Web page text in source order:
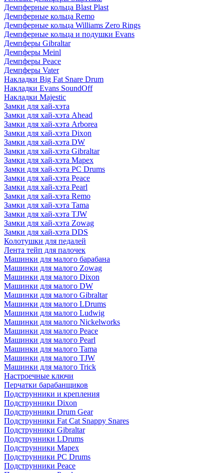
Демпферные кольца Blast Plast
Демпферные кольца Remo
Демпферные кольца Williams Zero Rings
Демпферные кольца и подушки Evans
Демпферы Gibraltar
Демпферы Meinl
Демпферы Peace
Демпферы Vater
Накладки Big Fat Snare Drum
Накладки Evans SoundOff
Накладки Majestic
Замки для хай-хэта
Замки для хай-хэта Ahead
Замки для хай-хэта Arborea
Замки для хай-хэта Dixon
Замки для хай-хэта DW
Замки для хай-хэта Gibraltar
Замки для хай-хэта Mapex
Замки для хай-хэта PC Drums
Замки для хай-хэта Peace
Замки для хай-хэта Pearl
Замки для хай-хэта Remo
Замки для хай-хэта Tama
Замки для хай-хэта TJW
Замки для хай-хэта Zowag
Замки для хай-хэта DDS
Колотушки для педалей
Лента тейп для палочек
Машинки для малого барабана
Машинки для малого Zowag
Машинки для малого Dixon
Машинки для малого DW
Машинки для малого Gibraltar
Машинки для малого LDrums
Машинки для малого Ludwig
Машинки для малого Nickelworks
Машинки для малого Peace
Машинки для малого Pearl
Машинки для малого Tama
Машинки для малого TJW
Машинки для малого Trick
Настроечные ключи
Перчатки барабанщиков
Подструнники и крепления
Подструнники Dixon
Подструнники Drum Gear
Подструнники Fat Cat Snappy Snares
Подструнники Gibraltar
Подструнники LDrums
Подструнники Mapex
Подструнники PC Drums
Подструнники Peace